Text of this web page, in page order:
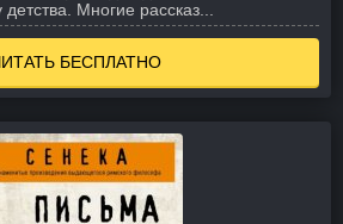
Многие рассказ...
БЕСПЛАТНО